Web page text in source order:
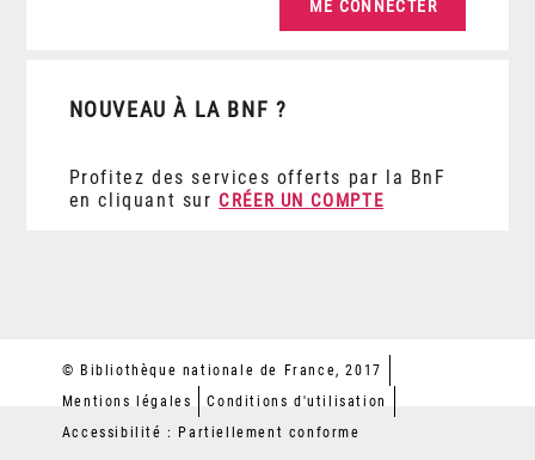
NOUVEAU À LA BNF ?
Profitez des services offerts par la BnF
en cliquant sur CRÉER UN COMPTE
© Bibliothèque nationale de France, 2017
Mentions légales
Conditions d'utilisation
Accessibilité : Partiellement conforme